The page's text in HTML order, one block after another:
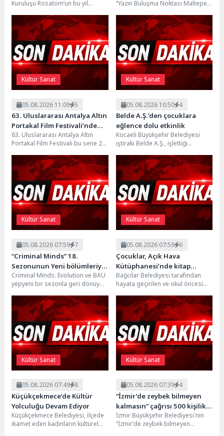
Kuruluşu Rosatom’un bu yıl
“Bilgi Buzkıranı” seferi, törenle...
“Yazın Buluşma Noktası Maltepe”
Tiyatroları, 3 ve 4...
Kültür Sanat
05.08.2026 11:09 5
63. Uluslararası Antalya Altın
Portakal Film Festivali’nde
Ulusal Uzun Jüri Başkanı
Derviş Zaim!
63. Uluslararası Antalya Altın
Portakal Film Festivali bu sene 24-
Kültür Sanat
05.08.2026 10:50 4
Belde A.Ş.’den çocuklara
eğlence dolu etkinlik
Kocaeli Büyükşehir Belediyesi
iştiraki Belde A.Ş., işlettiği
güzel vakit geçirmesi için...
Kültür Sanat
05.08.2026 07:59 7
“Criminal Minds” 18.
Sezonunun Yeni bölümleriyle
Ağustos Ayı Boyunca
Perşembe Günleri 21.30’da FX
Ekranlarında İzleyicilerle
Buluşmaya Devam Ediyor!
Criminal Minds: Evolution ve BAU
yepyeni bir sezonla geri dönüyor.
uzmanları...
Kültür Sanat
05.08.2026 07:59 6
Çocuklar, Açık Hava
Kütüphanesi’nde kitap
okuma alışkanlığı
kazanıyorlar
Bağcılar Belediyesi tarafından
hayata geçirilen ve okul öncesi
öğrencilerine kitap...
Kültür Sanat
05.08.2026 07:49 8
Küçükçekmece’de Kültür
Yolculuğu Devam Ediyor
Küçükçekmece Belediyesi, ilçede
ikamet eden kadınların kültürel
Kültür Sanat
05.08.2026 07:39 4
“İzmir’de zeybek bilmeyen
kalmasın” çağrısı 500 kişilik
topluluğa dönüştü
İzmir Büyükşehir Belediyesi'nin
“İzmir'de zeybek bilmeyen